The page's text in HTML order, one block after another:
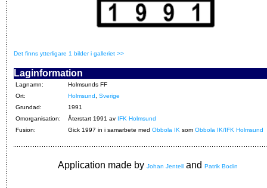
Det finns ytterligare 1 bilder i galleriet >>
Laginformation
Lagnamn:
Holmsunds FF
Ort:
Holmsund
Sverige
Grundad:
1991
Omorganisation:
Återstart 1991 av IFK Holmsund
Fusion:
Gick 1997 in i samarbete med Obbola IK som Obbola IK/IFK Holmsund
Application made by Johan Jentell and Patrik Bodin